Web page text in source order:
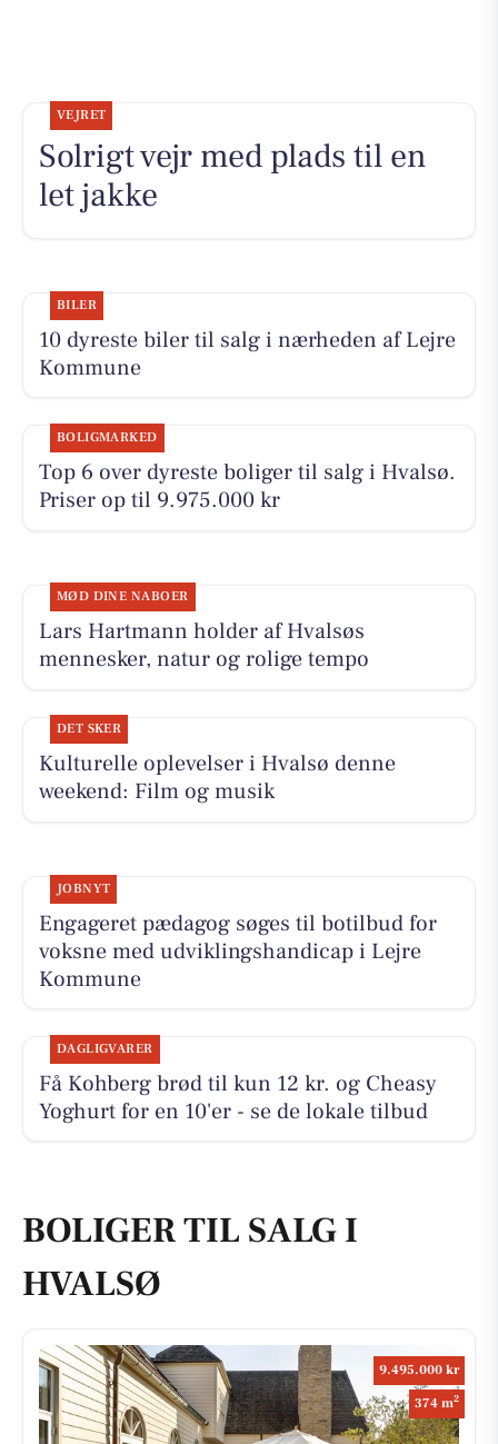
VEJRET
Solrigt vejr med plads til en
let jakke
BILER
10 dyreste biler til salg i nærheden af Lejre
Kommune
BOLIGMARKED
Top 6 over dyreste boliger til salg i Hvalsø.
Priser op til 9.975.000 kr
MØD DINE NABOER
Lars Hartmann holder af Hvalsøs
mennesker, natur og rolige tempo
DET SKER
Kulturelle oplevelser i Hvalsø denne
weekend: Film og musik
JOBNYT
Engageret pædagog søges til botilbud for
voksne med udviklingshandicap i Lejre
Kommune
DAGLIGVARER
Få Kohberg brød til kun 12 kr. og Cheasy
Yoghurt for en 10'er - se de lokale tilbud
BOLIGER TIL SALG I
HVALSØ
9.495.000 kr
374 m2